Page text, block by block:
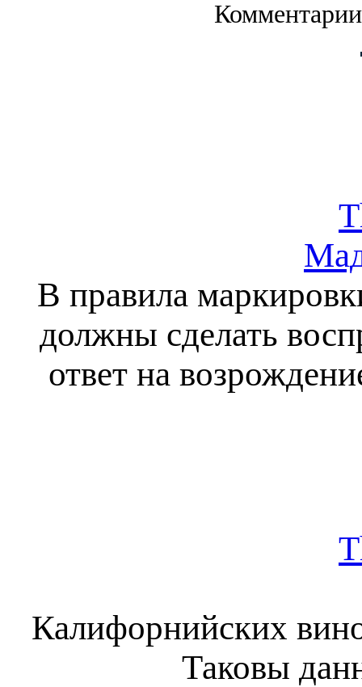
В правила
должны сделать
ответ на
Калифорнийских
Таковы